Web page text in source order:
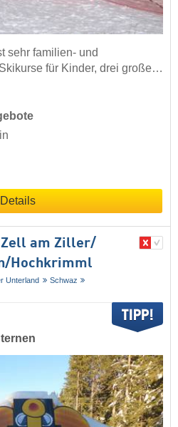
sehr familien- und
für Kinder, drei große…
Details
am Ziller/​
​Hochkrimml
Unterland
Schwaz